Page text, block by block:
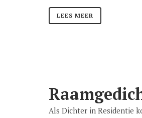
LEES MEER
Als Dichter in Residentie